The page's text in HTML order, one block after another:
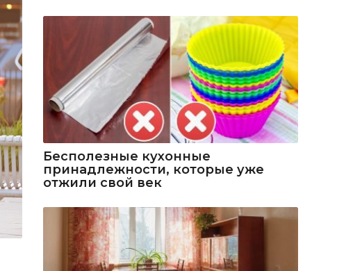
Бесполезные кухонные
принадлежности, которые уже
отжили свой век